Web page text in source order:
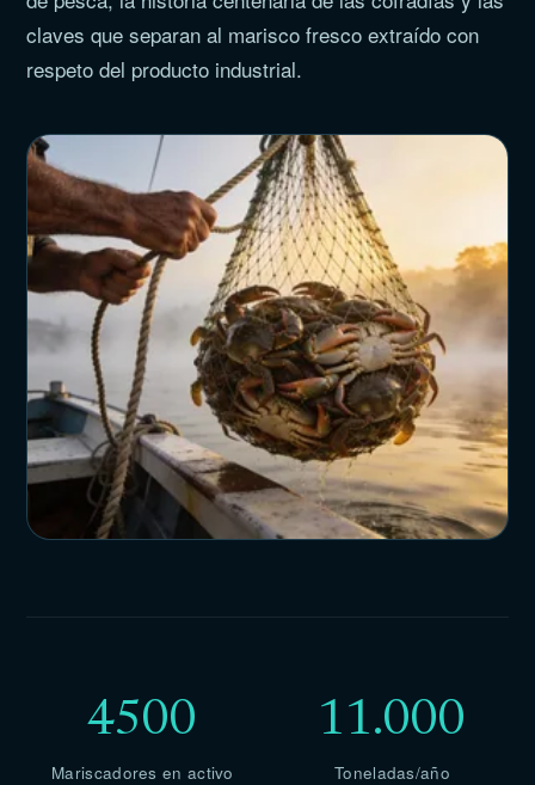
claves que separan al marisco fresco extraído con
respeto del producto industrial.
4500
Mariscadores en activo
11.000
Toneladas/año